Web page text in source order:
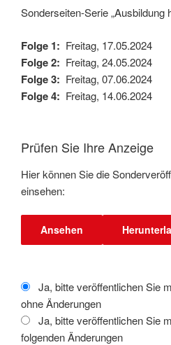
Sonderseiten-Serie „Ausbildung
Folge 1: Freitag, 17.05.2024
Folge 2: Freitag, 24.05.2024
Folge 3: Freitag, 07.06.2024
Folge 4: Freitag, 14.06.2024
Prüfen Sie Ihre Anzeige
Hier können Sie die
einsehen:
Ansehen
Ja, bitte veröffentlichen Sie
ohne Änderungen
Ja, bitte veröffentlichen Sie
folgenden Änderungen